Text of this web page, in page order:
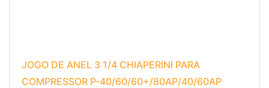
JOGO DE ANEL 3 1/4 CHIAPERINI PARA
COMPRESSOR P-40/60/60+/80AP/40/60AP